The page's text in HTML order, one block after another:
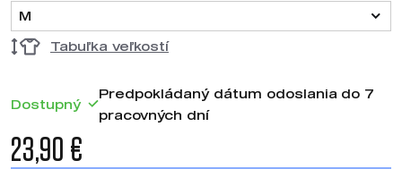
M
Tabuľka veľkostí
Dostupný
Predpokládaný dátum odoslania do 7
pracovných dní
23,90 €